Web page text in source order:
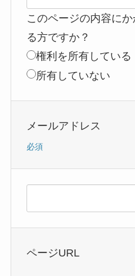
このページの内容に
る方ですか？
権利を所有している
所有していない
メールアドレス
必須
ページURL